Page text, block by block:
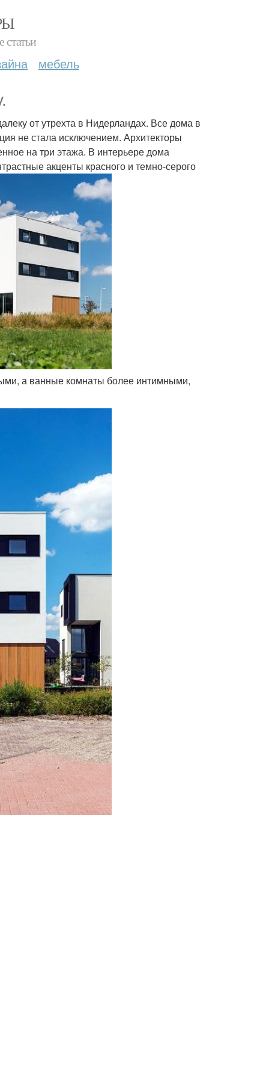
статьи
мебель
от утрехта в Нидерландах. Все дома в
не стала исключением. Архитекторы
на три этажа. В интерьере дома
акценты красного и темно-серого
а ванные комнаты более интимными,